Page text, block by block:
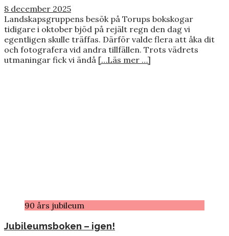
8 december 2025
Landskapsgruppens besök på Torups bokskogar
tidigare i oktober bjöd på rejält regn den dag vi
egentligen skulle träffas. Därför valde flera att åka dit
och fotografera vid andra tillfällen. Trots vädrets
utmaningar fick vi ändå […Läs mer …]
90 års jubileum
Jubileumsboken – igen!